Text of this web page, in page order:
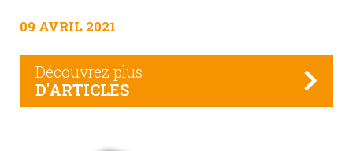
09 AVRIL 2021
Découvrez plus
D'ARTICLES